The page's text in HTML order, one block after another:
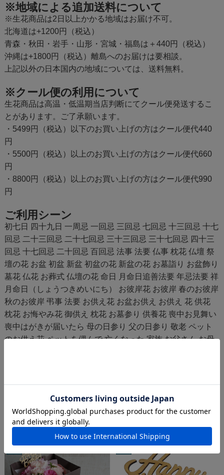
※地域による追加送料について
※生花商品は2日以上かかる地域はお届け不可。
北海道は+1200円（税込）
青森・秋田・岩手・山形・宮城・福島は＋440円（税込）
沖縄は+1800円（税込）離島へのお届けは要相談。
上記以外の日本国内の地域については、送料無料。
※クール便の利用について
生花商品は高温・低温期当店判断にてクール便発送するこ
とがあります。ご了承願います。
・5499円（税込）以下のお買い上げの方はクール便代440
円
・5500円（税込）以上のお買い上げの方はクール便代660
円
・8800円（税込）以上のお買い上げの方はクール便代990
円
ご利用シーン
初七日 四十九日 一周忌 一回忌 三回忌 七回忌 十三回忌 十七
回忌 二十三回忌 二十七回忌 三十三回忌 三十七回忌 四十三
回忌 十七回忌 二十回忌 百回忌 法事 法要 仏事 枕花 仏壇 祭
壇の花 お盆 初盆 新盆 初盆の花 新盆の花 お墓詣り お盆飾り
墓花 仏花 お葬式 仏壇の花 命日 月命日追善法要 年忌法要 祥
月命日（しょうつきめいにち） お彼岸花 お彼岸 春のお彼岸
秋のお彼岸 弔事 法要 お供え花 お盆お供え お供え 花 供花
枕花 お悔やみ花 御供え 枕花 お墓参り 供養花 喪中お見舞い
喪中はがきが届いたら 母の日参り 父の日参り 敬老 ペット
のお供え花 ペットを偲んで 亡くなった 家族 お父さん お母
関連商品